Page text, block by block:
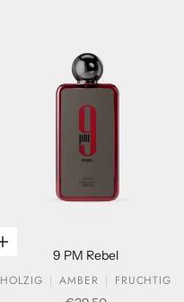
In den Warenkorb legen
9 PM Rebel
HOLZIG
AMBER
FRUCHTIG